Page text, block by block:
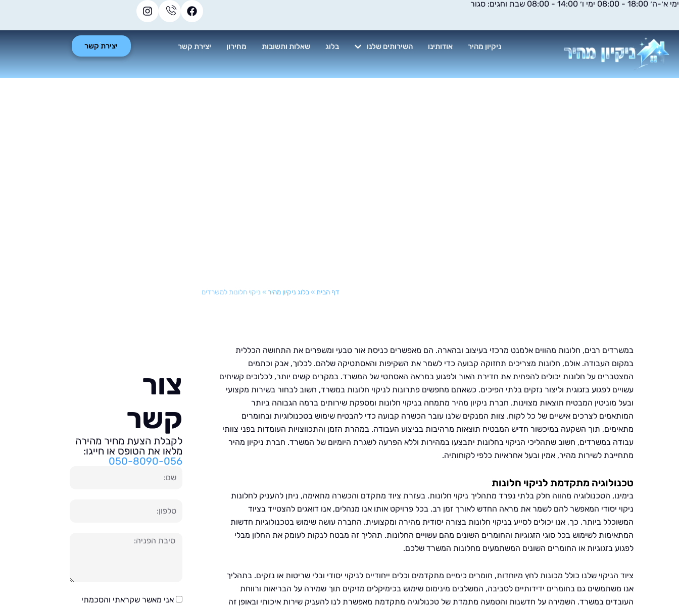
דילוג
ימי א׳-ה׳ 18:00 - 08:00 ימי ו׳ 14:00 - 08:00 שבת וחגים: סגור
ניקיון מהיר אודותינו השירותים שלנו בלוג שאלות ותשובות מחירון יצירת קשר יצירת קשר
דף הבית »בלוג ניקיון מהיר» ניקוי חלונות למשרדים
במשרדים רבים, חלונות מהווים אלמנט מרכזי בעיצוב ובהארה. הם מאפשרים כניסת אור טבעי ומשפרים את התחושה הכללית
במקום העבודה. אולם, חלונות מצריכים תחזוקה קבועה כדי לשמר את השקיפות והאסתטיקה שלהם. לכלוך, אבק וכתמים
המצטברים על חלונות יכולים להפחית את חדירת האור ולפגוע במראה האסתטי של המשרד. במקרים קשים יותר, לכלוכים קשיחים
עשויים לפגוע בזגוגית וליצור נזקים בלתי הפיכים. כשאתם מחפשים פתרונות לניקוי חלונות במשרד, חשוב לבחור בשירות מקצועי
ובעל מוניטין המבטיח תוצאות מצוינות. חברת ניקיון מהיר מתמחה בניקוי חלונות ומספקת שירותים ברמה הגבוהה ביותר
המותאמים לצרכים אישיים של כל לקוח. צוות המנקים שלנו עובר הכשרה קבועה כדי להבטיח שימוש בטכנולוגיות ובחומרים
מתאימים, תוך השקעה במיכשור חדיש המבטיח תוצאות מרהיבות בביצוע העבודה. במהרת הזמן והתכווצויות העומדות בפני צוותי
עבודה במשרדים, חשוב שתהליכי הניקוי בחלונות יתבצעו במהירות וללא הפרעה לשגרת היומיום של המשרד. חברת ניקיון מהיר
מתחייבת לשירות מהיר, אמין ובעל אחראיות כלפי לקוחותיה.
טכנולוגיה מתקדמת לניקוי חלונות
בימינו, הטכנולוגיה מהווה חלק בלתי נפרד מתהליך ניקוי חלונות. בעזרת ציוד מתקדם והכשרה מתאימה, ניתן להעניק לחלונות
ניקוי יסודי המאפשר להם לשמר את מראה החדש לאורך זמן רב. בכל פרויקט אותו אנו מנהלים, אנו דואגים להצטייד בציוד
המשוכלל ביותר. כך, אנו יכולים לסייע בניקוי חלונות בצורה יסודית מהירה ומקצועית. החברה עושה שימוש בטכנולוגיות חדשות
המתאימות לשימוש בכל סוגי הזגוגיות והחומרים השונים מהם עשויים החלונות. תהליך זה מבטח לנקות לעומק את החלון מבלי
לפגוע בזגוגיות או החומרים השונים המשתמעים מחלונות המשרד שלכם.
ציוד הניקוי שלנו כולל מכונות לחץ מיוחדות, חומרים כימיים מתקדמים וכלים ייחודיים לניקוי יסודי ובלי שריטות או נזקים. בתהליך
אנו משתמשים גם בחומרים ידידותיים לסביבה, המשלבים מינימום שימוש בכימיקלים מזיקים תוך שמירה על הבריאות ורווחת
העובדים במשרד. השמירה על חדשנות והטמעה מתמדת של טכנולוגיה מתקדמת מאפשרת לנו להעניק שירות איכותי ובאופן זה
צור
קשר
לקבלת הצעת מחיר מהירה
מלאו את הטופס או חייגו:
050-8090-056
טלפון
הודעה
אני מאשר שקראתי והסכמתי